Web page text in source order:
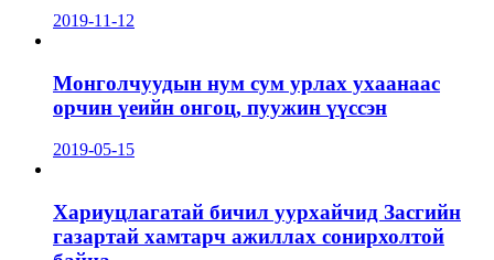
2019-11-12
Монголчуудын нум сум урлах ухаанаас
орчин үеийн онгоц, пуужин үүссэн
2019-05-15
Хариуцлагатай бичил уурхайчид Засгийн
газартай хамтарч ажиллах сонирхолтой